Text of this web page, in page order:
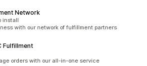
Network
3
install
with our network of fulfillment partners
Fulfillment
3
orders with our all-in-one service